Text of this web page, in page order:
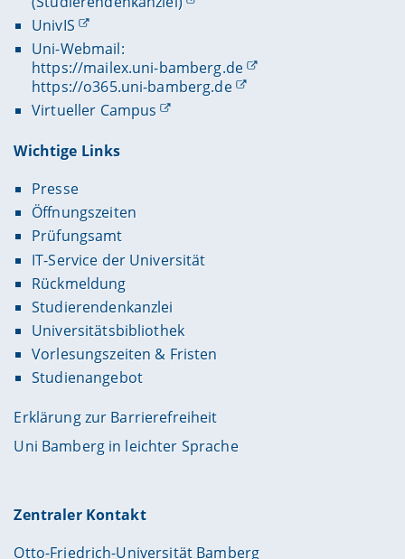
UnivIS
Uni-Webmail:
https://mailex.uni-bamberg.de
https://o365.uni-bamberg.de
Virtueller Campus
Wichtige Links
Presse
Öffnungszeiten
Prüfungsamt
IT-Service der Universität
Rückmeldung
Studierendenkanzlei
Universitätsbibliothek
Vorlesungszeiten & Fristen
Studienangebot
Erklärung zur Barrierefreiheit
Uni Bamberg in leichter Sprache
Zentraler Kontakt
Otto-Friedrich-Universität Bamberg